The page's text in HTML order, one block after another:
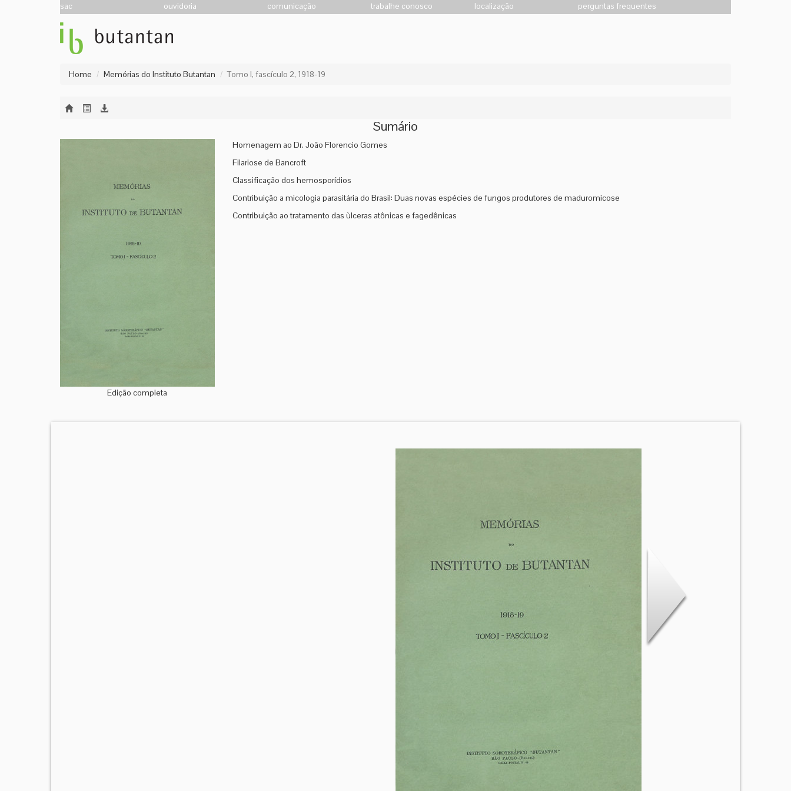
sac ouvidoria comunicação trabalhe conosco localização perguntas frequentes
Home Memórias do Instituto Butantan Tomo I, fascículo 2, 1918-19
Sumário
Edição completa
Homenagem ao Dr. João Florencio Gomes
Filariose de Bancroft
Classificação dos hemosporídios
Contribuição a micologia parasitária do Brasil: Duas novas espécies de fungos produtores de maduromicose
Contribuição ao tratamento das ùlceras atônicas e fagedênicas